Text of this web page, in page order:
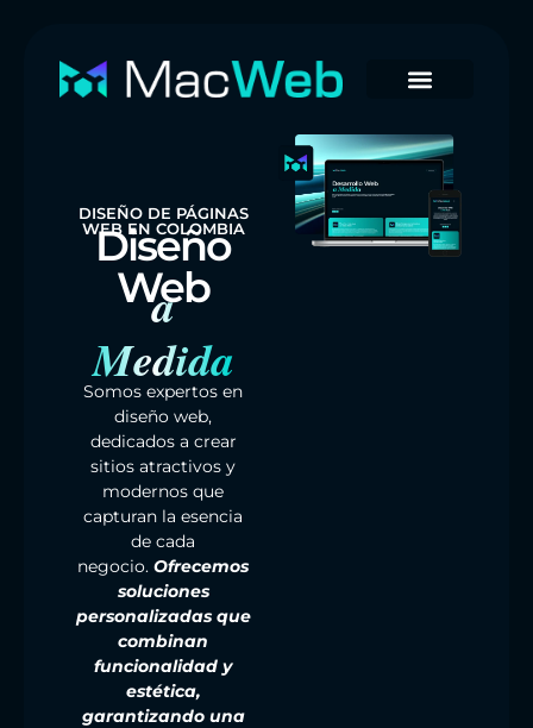
DISEÑO DE PÁGINAS
WEB EN COLOMBIA
Diseño
Web
a
Medida
Somos expertos en
diseño web,
dedicados a crear
sitios atractivos y
modernos que
capturan la esencia
de cada
negocio. Ofrecemos
soluciones
personalizadas que
combinan
funcionalidad y
estética,
garantizando una